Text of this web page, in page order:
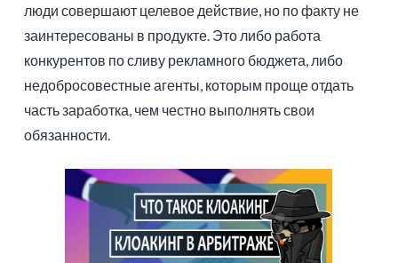
люди совершают целевое действие, но по факту не
заинтересованы в продукте. Это либо работа
конкурентов по сливу рекламного бюджета, либо
недобросовестные агенты, которым проще отдать
часть заработка, чем честно выполнять свои
обязанности.